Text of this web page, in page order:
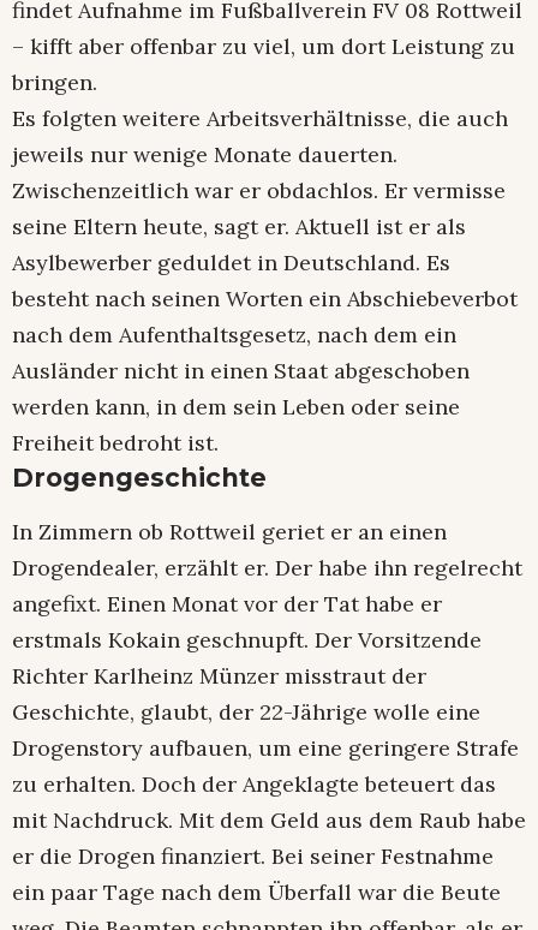
findet Aufnahme im Fußballverein FV 08 Rottweil
– kifft aber offenbar zu viel, um dort Leistung zu
bringen.
Es folgten weitere Arbeitsverhältnisse, die auch
jeweils nur wenige Monate dauerten.
Zwischenzeitlich war er obdachlos. Er vermisse
seine Eltern heute, sagt er. Aktuell ist er als
Asylbewerber geduldet in Deutschland. Es
besteht nach seinen Worten ein Abschiebeverbot
nach dem Aufenthaltsgesetz, nach dem ein
Ausländer nicht in einen Staat abgeschoben
werden kann, in dem sein Leben oder seine
Freiheit bedroht ist.
Drogengeschichte
In Zimmern ob Rottweil geriet er an einen
Drogendealer, erzählt er. Der habe ihn regelrecht
angefixt. Einen Monat vor der Tat habe er
erstmals Kokain geschnupft. Der Vorsitzende
Richter Karlheinz Münzer misstraut der
Geschichte, glaubt, der 22-Jährige wolle eine
Drogenstory aufbauen, um eine geringere Strafe
zu erhalten. Doch der Angeklagte beteuert das
mit Nachdruck. Mit dem Geld aus dem Raub habe
er die Drogen finanziert. Bei seiner Festnahme
ein paar Tage nach dem Überfall war die Beute